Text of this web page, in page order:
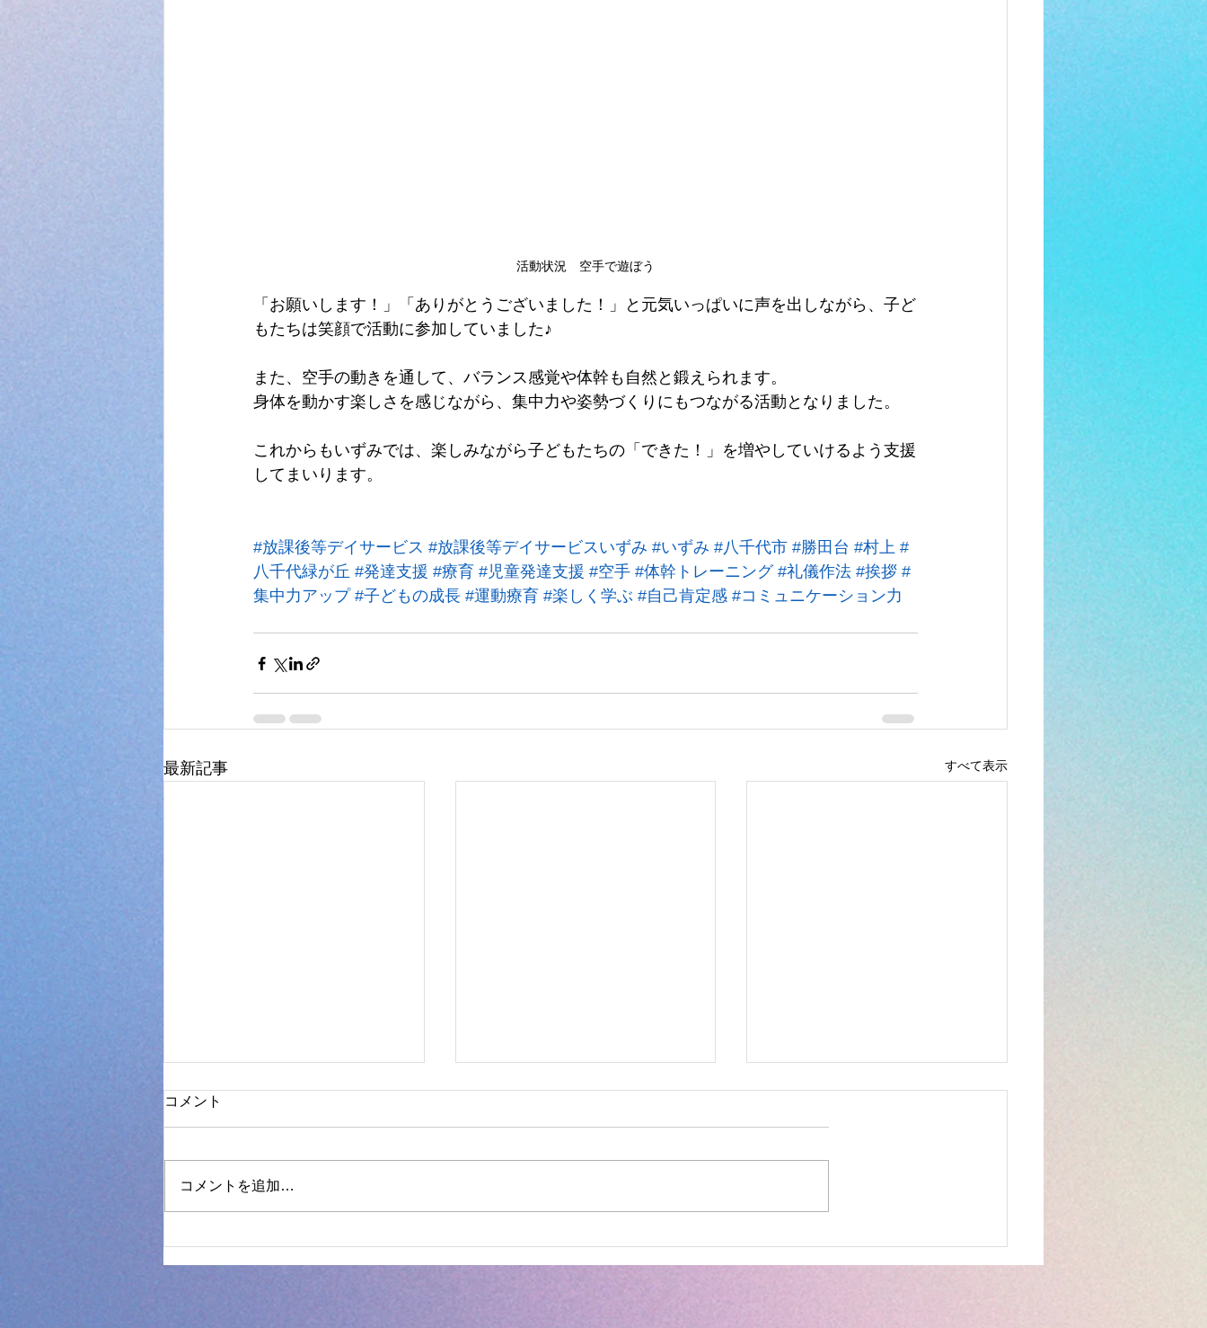
活動状況　空手で遊ぼう
「お願いします！」「ありがとうございました！」と元気いっぱいに声を出しながら、子ど
もたちは笑顔で活動に参加していました♪
また、空手の動きを通して、バランス感覚や体幹も自然と鍛えられます。
身体を動かす楽しさを感じながら、集中力や姿勢づくりにもつながる活動となりました。
これからもいずみでは、楽しみながら子どもたちの「できた！」を増やしていけるよう支援
してまいります。
#放課後等デイサービス #放課後等デイサービスいずみ #いずみ #八千代市 #勝田台 #村上 #
八千代緑が丘 #発達支援 #療育 #児童発達支援 #空手 #体幹トレーニング #礼儀作法 #挨拶 #
集中力アップ #子どもの成長 #運動療育 #楽しく学ぶ #自己肯定感 #コミュニケーション力
最新記事 すべて表示
楽しく体を動かしました🎈🏐
でペンギンを完成させよう！
合わせカードゲームで楽しく
コメント
コメントを追加…